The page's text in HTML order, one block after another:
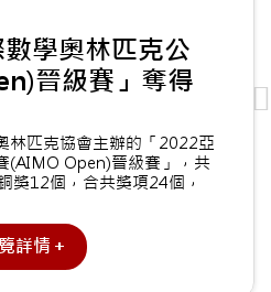
學奧林匹克公
晉級賽」奪得
林匹克協會主辦的「2022亞
(AIMO Open)晉級賽」，共
獎12個，合共獎項24個，
詳情＋